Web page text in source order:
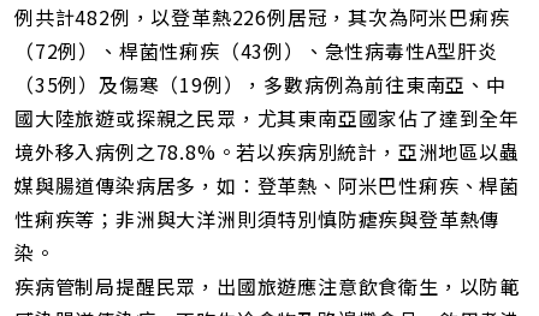
例共計482例，以登革熱226例居冠，其次為阿米巴痢疾
（72例）、桿菌性痢疾（43例）、急性病毒性A型肝炎
（35例）及傷寒（19例），多數病例為前往東南亞、中
國大陸旅遊或探親之民眾，尤其東南亞國家佔了達到全年
境外移入病例之78.8%。若以疾病別統計，亞洲地區以蟲
媒與腸道傳染病居多，如：登革熱、阿米巴性痢疾、桿菌
性痢疾等；非洲與大洋洲則須特別慎防瘧疾與登革熱傳
染。
疾病管制局提醒民眾，出國旅遊應注意飲食衛生，以防範